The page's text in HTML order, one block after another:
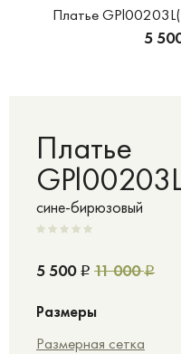
Платье
5
Платье
сине-бирюзовый
5 500 Р 11 000Р
Размеры
Размерная сетка